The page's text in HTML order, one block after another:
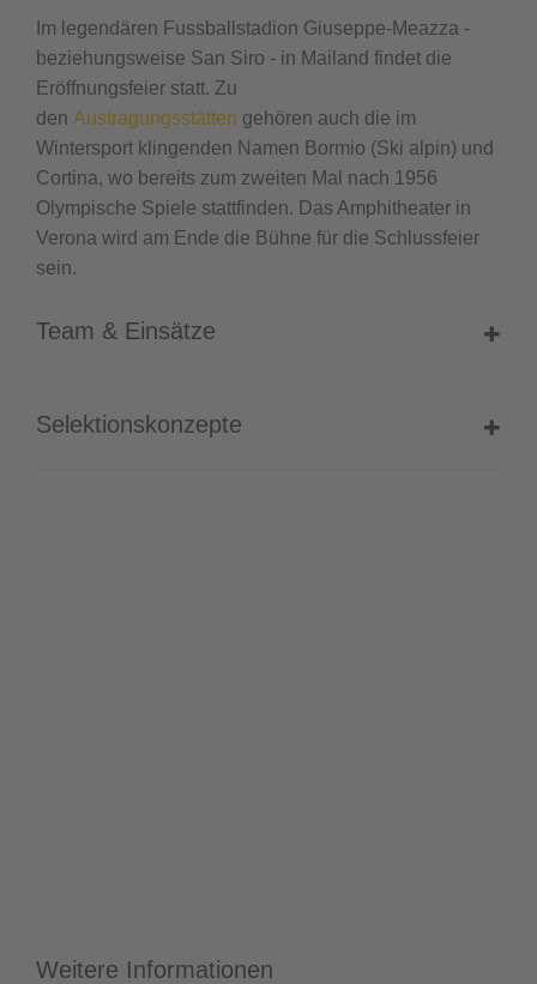
Im legendären Fussballstadion Giuseppe-Meazza -
beziehungsweise San Siro - in Mailand findet die
Eröffnungsfeier statt. Zu
den Austragungsstätten gehören auch die im
Wintersport klingenden Namen Bormio (Ski alpin) und
Cortina, wo bereits zum zweiten Mal nach 1956
Olympische Spiele stattfinden. Das Amphitheater in
Verona wird am Ende die Bühne für die Schlussfeier
sein.
Team & Einsätze
Selektionskonzepte
Weitere Informationen